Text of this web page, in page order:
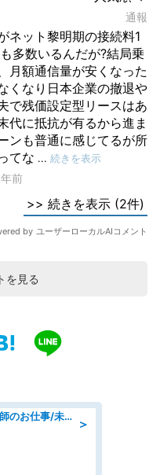
を見る
＞
社団法人での保健師・看護師のお仕事/未経験OK/要資格:普通免許、保健師、正看護師